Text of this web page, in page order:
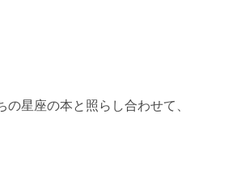
の星座の本と照らし合わせて、